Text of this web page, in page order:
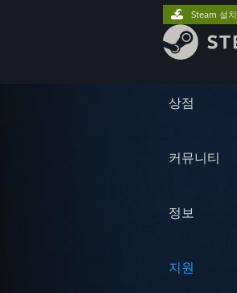
상점
커뮤니티
정보
지원
Steam 설치